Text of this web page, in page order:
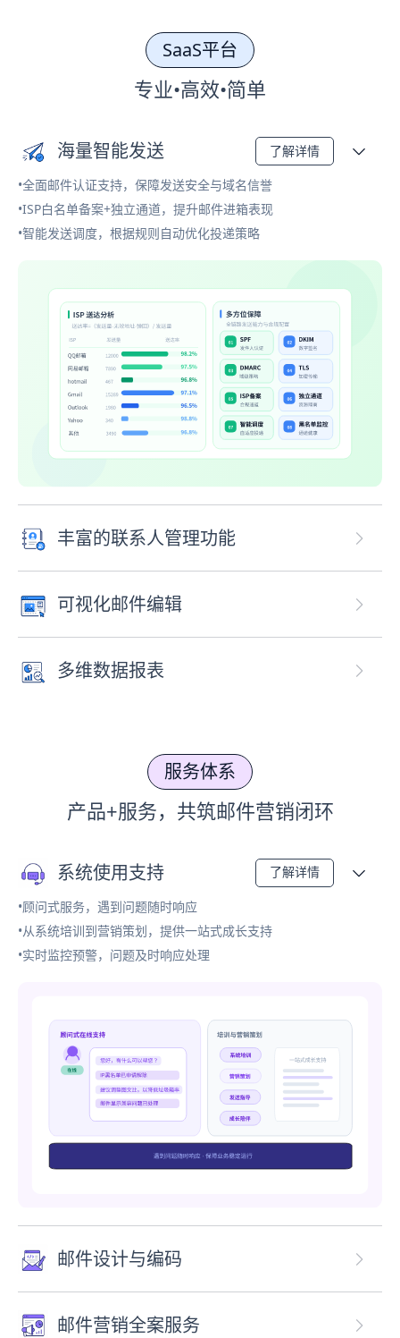
SaaS平台
专业•高效•简单
海量智能发送 了解详情
•全面邮件认证支持，保障发送安全与域名信誉
•ISP白名单备案+独立通道，提升邮件进箱表现
•智能发送调度，根据规则自动优化投递策略
丰富的联系人管理功能
可视化邮件编辑
多维数据报表
服务体系
产品+服务，共筑邮件营销闭环
系统使用支持 了解详情
•顾问式服务，遇到问题随时响应
•从系统培训到营销策划，提供一站式成长支持
•实时监控预警，问题及时响应处理
邮件设计与编码
邮件营销全案服务